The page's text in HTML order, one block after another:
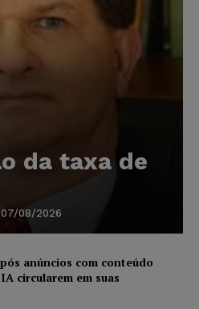
da taxa de
07/08/2026
anúncios com conteúdo
circularem em suas